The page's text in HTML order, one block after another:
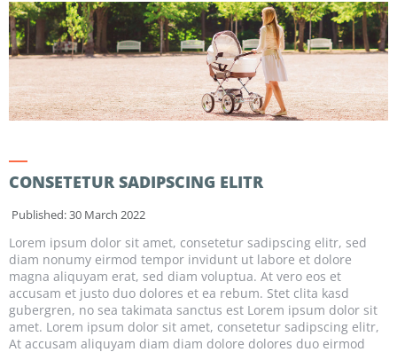
CONSETETUR SADIPSCING ELITR
Published: 30 March 2022
Lorem ipsum dolor sit amet, consetetur sadipscing elitr, sed
diam nonumy eirmod tempor invidunt ut labore et dolore
magna aliquyam erat, sed diam voluptua. At vero eos et
accusam et justo duo dolores et ea rebum. Stet clita kasd
gubergren, no sea takimata sanctus est Lorem ipsum dolor sit
amet. Lorem ipsum dolor sit amet, consetetur sadipscing elitr,
At accusam aliquyam diam diam dolore dolores duo eirmod